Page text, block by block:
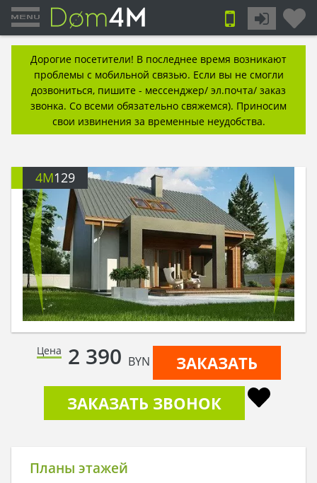
Дорогие посетители! В последнее время возникают
проблемы с мобильной связью. Если вы не смогли
дозвониться, пишите - мессенджер/ эл.почта/ заказ
звонка. Со всеми обязательно свяжемся). Приносим
свои извинения за временные неудобства.
4M129
Цена 2 390 BYN
ЗАКАЗАТЬ
ЗАКАЗАТЬ ЗВОНОК
Планы этажей